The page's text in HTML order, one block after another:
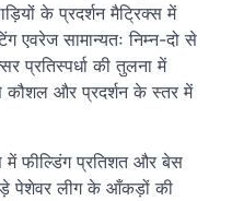
के प्रदर्शन मैट्रिक्स में
एवरेज सामान्यतः निम्न-दो से
प्रतिस्पर्धा की तुलना में
कौशल और प्रदर्शन के स्तर में
फील्डिंग प्रतिशत और बेस
पेशेवर लीग के आँकड़ों की